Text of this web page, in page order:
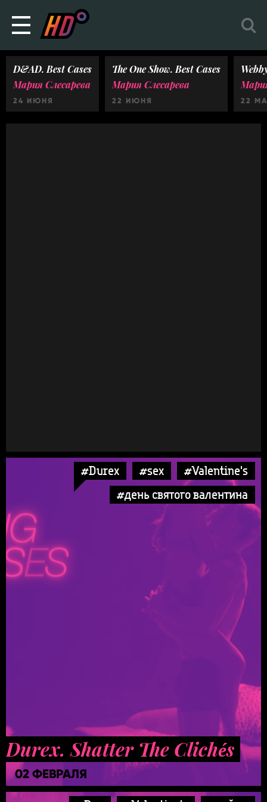
D&AD. Best Cases
Мария Слесарева
24 ИЮНЯ
The One Show. Best Cases
Мария Слесарева
22 ИЮНЯ 22
#Durex #sex
#Valentine's
#день святого валентина
Durex. Shatter The Clichés
02 ФЕВРАЛЯ